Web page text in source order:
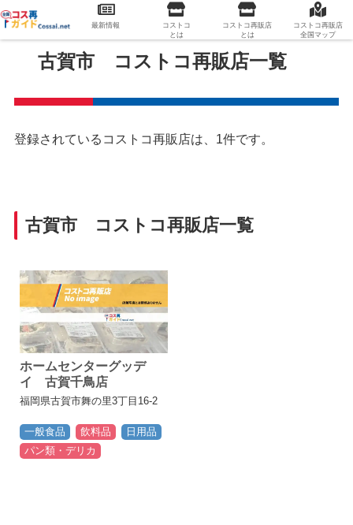
古賀市 コストコ再販店一覧
登録されているコストコ再販店は、1件です。
古賀市 コストコ再販店一覧
ホームセンターグッデ
イ 古賀千鳥店
福岡県古賀市舞の里3丁目16-2
一般食品 飲料品
日用品
パン類・デリカ
最新情報
コストコ
とは
コストコ再販店
とは
コストコ再販店
全国マップ